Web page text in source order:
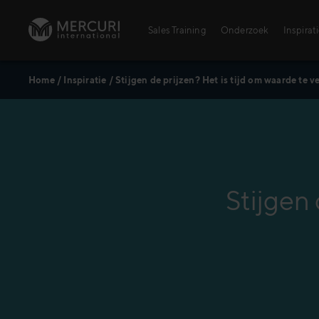
Sales Training
Sales Training
AI – Alles wat je moet weten
Onderzoek
Home/ Inspiratie /Stijgen de prijzen? Het is tijd om waarde te
Stijgen